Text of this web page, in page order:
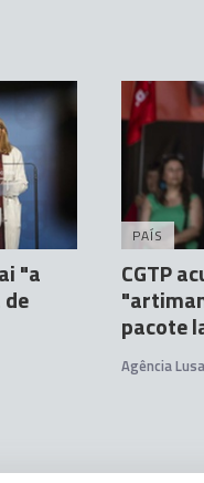
"a
PAÍS
CGTP
pacote
Agência Lusa